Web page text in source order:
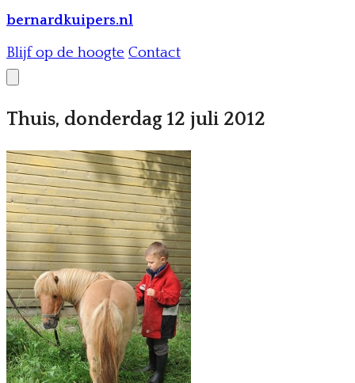
bernardkuipers.nl
Blijf op de hoogte Contact
Thuis, donderdag 12 juli 2012